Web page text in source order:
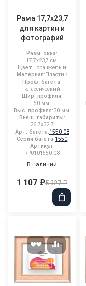
Рама 17,7x23,7
для картин и
фотографий
Разм. окна:
17,7x23,7 см.
Цвет..:оранжевый
Материал: Пластик
Проф. багета:
классический
Шир. профиля:
50 мм.
Выс. профиля:30 мм.
Внеш. габариты:
26.7x32.7
Арт. багета:1550-08
Серия багета:1550
Артикул:
RP0101550-08
В наличии
1 107 ₽5 327 ₽